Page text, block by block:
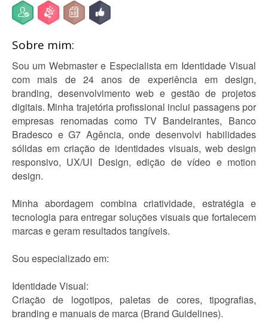
Sobre mim:
Sou um Webmaster e Especialista em Identidade Visual
com mais de 24 anos de experiência em design,
branding, desenvolvimento web e gestão de projetos
digitais. Minha trajetória profissional inclui passagens por
empresas renomadas como TV Bandeirantes, Banco
Bradesco e G7 Agência, onde desenvolvi habilidades
sólidas em criação de identidades visuais, web design
responsivo, UX/UI Design, edição de vídeo e motion
design.
Minha abordagem combina criatividade, estratégia e
tecnologia para entregar soluções visuais que fortalecem
marcas e geram resultados tangíveis.
Sou especializado em:
Identidade Visual:
Criação de logotipos, paletas de cores, tipografias,
branding e manuais de marca (Brand Guidelines).